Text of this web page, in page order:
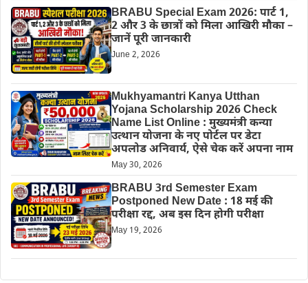
BRABU Special Exam 2026: पार्ट 1,
2 और 3 के छात्रों को मिला आखिरी मौका –
जानें पूरी जानकारी
June 2, 2026
Mukhyamantri Kanya Utthan
Yojana Scholarship 2026 Check
Name List Online : मुख्यमंत्री कन्या
उत्थान योजना के नए पोर्टल पर डेटा
अपलोड अनिवार्य, ऐसे चेक करें अपना नाम
May 30, 2026
BRABU 3rd Semester Exam
Postponed New Date : 18 मई की
परीक्षा रद्द, अब इस दिन होगी परीक्षा
May 19, 2026